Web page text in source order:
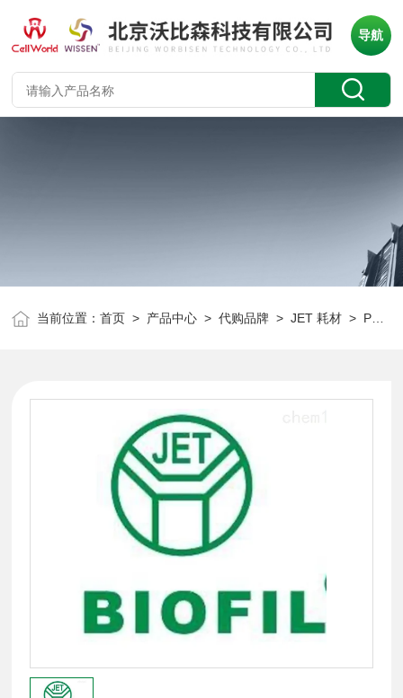
导航
当前位置：首页 > 产品中心 >代购品牌 >JET 耗材 > PTF235050JET 50mm针头过滤器